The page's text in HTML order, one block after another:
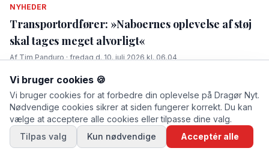
NYHEDER
Transportordfører: »Naboernes oplevelse af støj
skal tages meget alvorligt«
Af Tim Panduro · fredag d. 10. juli 2026 kl. 06.04
Vi bruger cookies 🍪
Vi bruger cookies for at forbedre din oplevelse på Dragør Nyt.
Nødvendige cookies sikrer at siden fungerer korrekt. Du kan
vælge at acceptere alle cookies eller tilpasse dine valg.
Tilpas valg
Kun nødvendige Acceptér alle